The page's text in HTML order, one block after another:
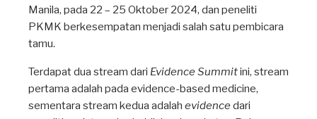
Manila, pada 22 – 25 Oktober 2024, dan peneliti
PKMK berkesempatan menjadi salah satu pembicara
tamu.
Terdapat dua stream dari Evidence Summitini, stream
pertama adalah pada evidence-based medicine,
sementara stream kedua adalah evidence dari